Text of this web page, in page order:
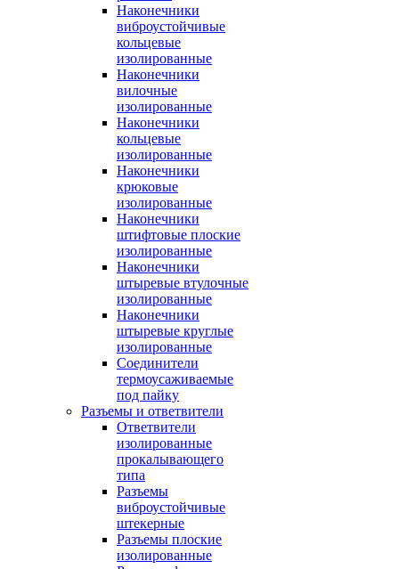
Наконечники
виброустойчивые
кольцевые
изолированные
Наконечники
вилочные
изолированные
Наконечники
кольцевые
изолированные
Наконечники
крюковые
изолированные
Наконечники
штифтовые плоские
изолированные
Наконечники
штыревые втулочные
изолированные
Наконечники
штыревые круглые
изолированные
Соединители
термоусаживаемые
под пайку
Разъемы и ответвители
Ответвители
изолированные
прокалывающего
типа
Разъемы
виброустойчивые
штекерные
Разъемы плоские
изолированные